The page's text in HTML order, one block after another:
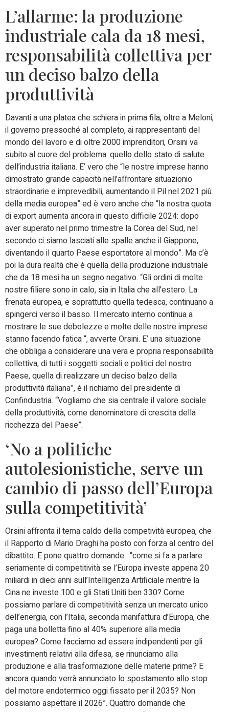
L’allarme: la produzione
industriale cala da 18 mesi,
responsabilità collettiva per
un deciso balzo della
produttività
Davanti a una platea che schiera in prima fila, oltre a Meloni,
il governo pressoché al completo, ai rappresentanti del
mondo del lavoro e di oltre 2000 imprenditori, Orsini va
subito al cuore del problema: quello dello stato di salute
dell’industria italiana. E’ vero che “le nostre imprese hanno
dimostrato grande capacità nell’affrontare situazionio
straordinarie e imprevedibili, aumentando il Pil nel 2021 più
della media europea” ed è vero anche che “la nostra quota
di export aumenta ancora in questo difficile 2024: dopo
aver superato nel primo trimestre la Corea del Sud, nel
secondo ci siamo lasciati alle spalle anche il Giappone,
diventando il quarto Paese esportatore al mondo”. Ma c’è
poi la dura realtà che è quella della produzione industriale
che da 18 mesi ha un segno negativo. “Gli ordini di molte
nostre filiere sono in calo, sia in Italia che all’estero. La
frenata europea, e soprattutto quella tedesca, continuano a
spingerci verso il basso. Il mercato interno continua a
mostrare le sue debolezze e molte delle nostre imprese
stanno facendo fatica “, avverte Orsini. E’ una situazione
che obbliga a considerare una vera e propria responsabilità
collettiva, di tutti i soggetti sociali e politici del nostro
Paese, quella di realizzare un deciso balzo della
produttività italiana”, è il richiamo del presidente di
Confindustria. “Vogliamo che sia centrale il valore sociale
della produttività, come denominatore di crescita della
ricchezza del Paese”.
‘No a politiche
autolesionistiche, serve un
cambio di passo dell’Europa
sulla competitività’
Orsini affronta il tema caldo della competività europea, che
il Rapporto di Mario Draghi ha posto con forza al centro del
dibattito. E pone quattro domande : “come si fa a parlare
seriamente di competitività se l’Europa investe appena 20
miliardi in dieci anni sull’Intelligenza Artificiale mentre la
Cina ne investe 100 e gli Stati Uniti ben 330? Come
possiamo parlare di competitività senza un mercato unico
dell’energia, con l’Italia, seconda manifattura d’Europa, che
paga una bolletta fino al 40% superiore alla media
europea? Come facciamo ad essere indipendenti per gli
investimenti relativi alla difesa, se rinunciamo alla
produzione e alla trasformazione delle materie prime? E
ancora quando verrà annunciato lo spostamento allo stop
del motore endotermico oggi fissato per il 2035? Non
possiamo aspettare il 2026”. Quattro domande che